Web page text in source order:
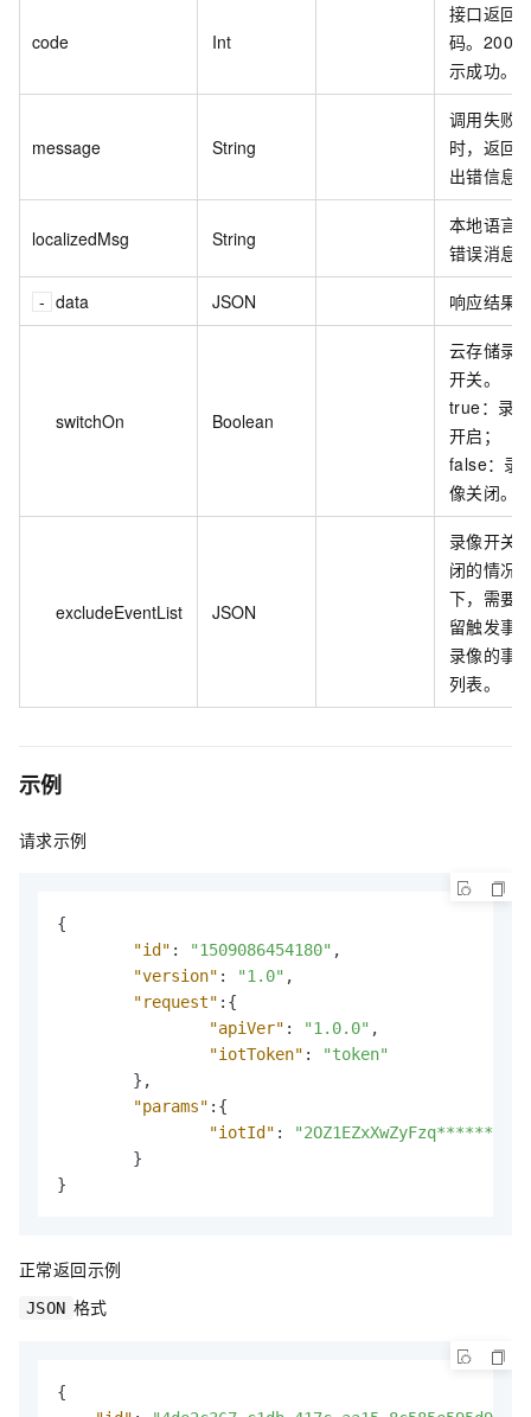
code Int
接口返回
码。200
示成功。
message String
调用失败
时，返回
出错信息
localizedMsg String
本地语言
错误消息
data JSON 响应结果
switchOn Boolean
云存储录
开关。
true：录像
开启；
false：录
像关闭。
excludeEventList JSON
录像开关
闭的情况
下，需要
留触发事
录像的事
列表。
示例
请求示例
{
"id" : "1509086454180" ,
"version" : "1.0" ,
"request" : {
"apiVer" : "1.0.0" ,
"iotToken" :
"token"
} ,
"params" : {
"iotId" :
}
}
正常返回示例
JSON 格式
{